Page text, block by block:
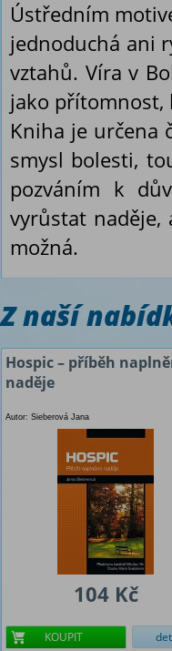
Ústředním
jednoduchá ani
vztahů. Víra v
jako přítomnost,
Kniha je určena
smysl bolesti,
pozváním k
vyrůstat
možná.
Z naší
Hospic – příběh
naděje
Autor: Sieberová Jana
104 Kč
KOUPIT